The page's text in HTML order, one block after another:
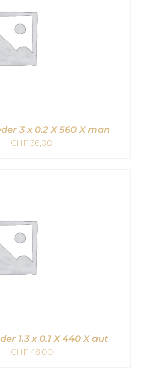
3 x 0.2 X 560 X man
CHF 36,00
1.3 x 0.1 X 440 X aut
CHF48,00